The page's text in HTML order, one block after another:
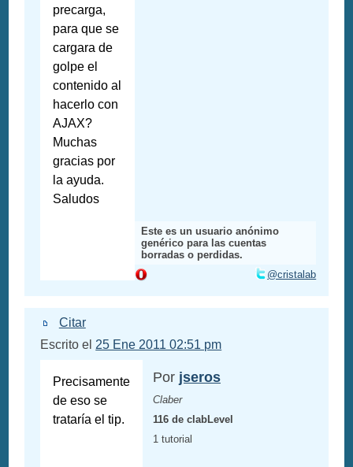
precarga,
para que se
cargara de
golpe el
contenido al
hacerlo con
AJAX?
Muchas
gracias por
la ayuda.
Saludos
Este es un usuario anónimo
genérico para las cuentas
borradas o perdidas.
@cristalab
Citar
Escrito el 25 Ene 2011 02:51 pm
Precisamente
de eso se
trataría el tip.
Por jseros
Claber
116 de clabLevel
1 tutorial